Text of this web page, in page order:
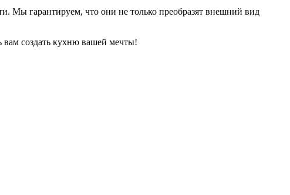
Мы гарантируем, что они не только преобразят внешний вид
создать кухню вашей мечты!